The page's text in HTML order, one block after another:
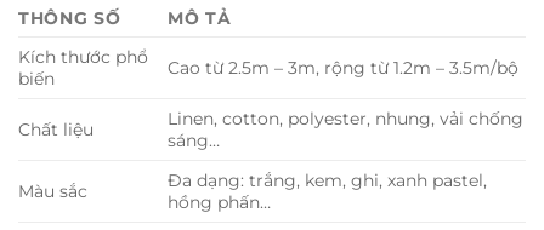
THÔNG SỐ
MÔ TẢ
Kích thước phổ
biến
Cao từ 2.5m – 3m, rộng từ 1.2m – 3.5m/bộ
Chất liệu
Linen, cotton, polyester, nhung, vải chống
sáng…
Màu sắc
Đa dạng: trắng, kem, ghi, xanh pastel,
hồng phấn…